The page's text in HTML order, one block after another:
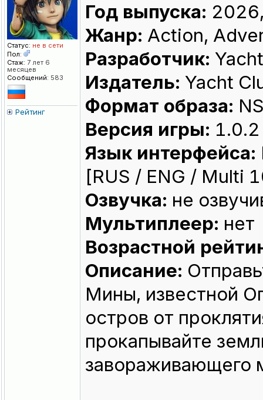
Статус: не в сети
Пол:
Стаж: 7 лет 6
месяцев
Сообщений: 583
Рейтинг
Год выпуска:
Жанр: Action,
Разработчик:
Издатель: Yacht
Формат образа:
Версия игры: 1.0.2
Язык интерфейса:
[RUS / ENG / Multi
Озвучка: не
Мультиплеер: нет
Возрастной
Описание:
Мины, известной
остров от
прокапывайте
завораживающего